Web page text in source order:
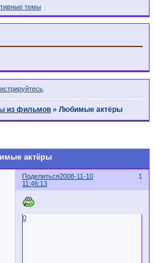
темы
из фильмов »Любимые актёры
актёры
Поделиться 1
2008-11-10
11:46:13
0